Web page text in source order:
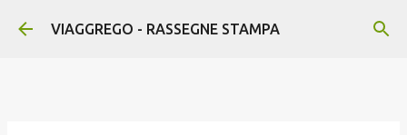
Passa ai contenuti principali
VIAGGREGO - RASSEGNE STAMPA